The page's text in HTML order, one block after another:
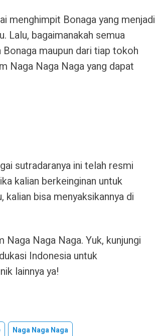
menghimpit Bonaga yang menjadi
Lalu, bagaimanakah semua
maupun dari tiap tokoh
Naga Naga Naga yang dapat
sutradaranya ini telah resmi
kalian berkeinginan untuk
kalian bisa menyaksikannya di
Naga Naga. Yuk, kunjungi
Indonesia untuk
lainnya ya!
Naga Naga Naga